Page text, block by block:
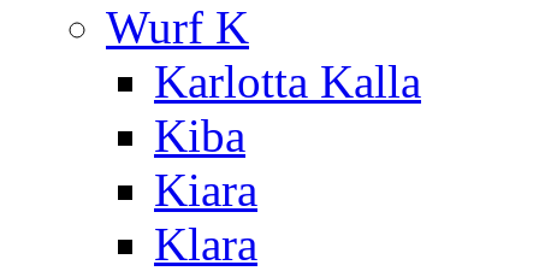
Wurf K
Karlotta Kalla
Kiba
Kiara
Klara